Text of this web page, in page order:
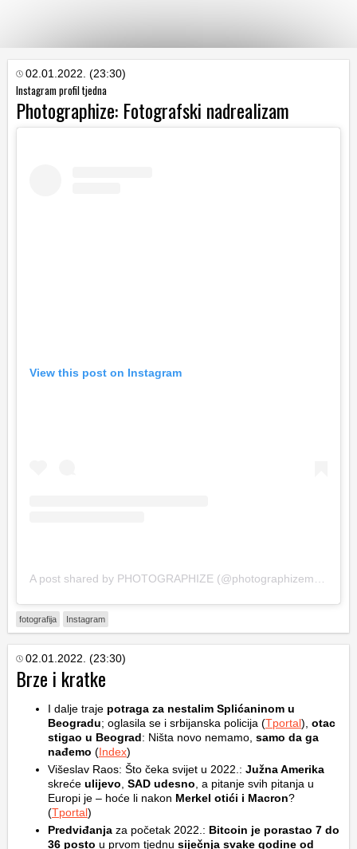
KATEGORIJE
HRVATSKI
WEB
02.01.2022. (23:30)
Instagram profil tjedna
Photographize: Fotografski nadrealizam
View this post on Instagram
fotografija Instagram
02.01.2022. (23:30)
Brze i kratke
I dalje traje potraga za nestalim Splićaninom u
Beogradu; oglasila se i srbijanska policija (Tportal), otac
stigao u Beograd: Ništa novo nemamo, samo da ga
nađemo (Index)
Višeslav Raos: Što čeka svijet u 2022.: Južna Amerika
skreće ulijevo SAD udesno , a pitanje svih pitanja u
Europi je – hoće li nakon Merkel otići i Macron?
(Tportal)
Predviđanja za početak 2022.: Bitcoin je porastao 7 do
36 posto u prvom tjednu siječnja svake godine od